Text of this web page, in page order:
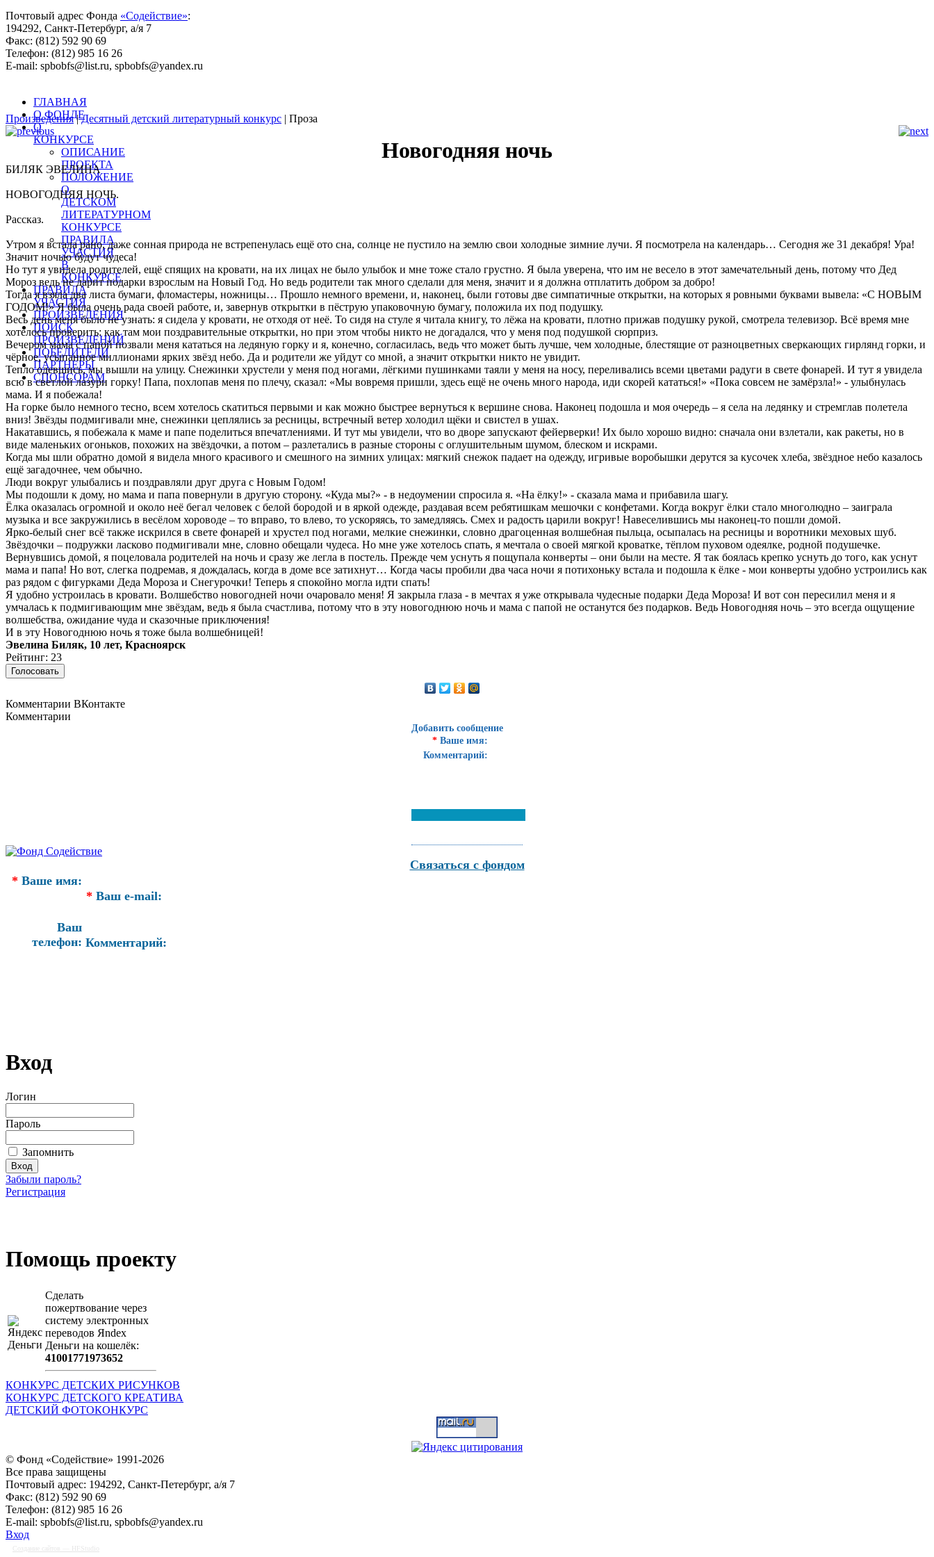
Почтовый адрес Фонда «Содействие»:
194292, Санкт-Петербург, а/я 7
Факс: (812) 592 90 69
Телефон: (812) 985 16 26
E-mail: spbobfs@list.ru, spbobfs@yandex.ru
ГЛАВНАЯ
О ФОНДЕ
О
КОНКУРСЕ
ОПИСАНИЕ
ПРОЕКТА
ПОЛОЖЕНИЕ
О
ДЕТСКОМ
ЛИТЕРАТУРНОМ
КОНКУРСЕ
ПРАВИЛА
УЧАСТИЯ
В
КОНКУРСЕ
ПРАВИЛА
УЧАСТИЯ
ПРОИЗВЕДЕНИЯ
ПОИСК
ПРОИЗВЕДЕНИЙ
ПОБЕДИТЕЛИ
ПАРТНЕРЫ
СПОНСОРАМ
Произведения|Десятный детский литературный конкурс | Проза
Новогодняя ночь
БИЛЯК ЭВЕЛИНА
НОВОГОДНЯЯ НОЧЬ.
Рассказ.
Утром я встала рано, даже сонная природа не встрепенулась ещё ото сна, солнце не пустило на землю свои холодные зимние лучи. Я посмотрела на календарь… Сегодня же 31 декабря! Ура!
Значит ночью будут чудеса!
Но тут я увидела родителей, ещё спящих на кровати, на их лицах не было улыбок и мне тоже стало грустно. Я была уверена, что им не весело в этот замечательный день, потому что Дед
Мороз ведь не дарит подарки взрослым на Новый Год. Но ведь родители так много сделали для меня, значит и я должна отплатить добром за добро!
Тогда я взяла два листа бумаги, фломастеры, ножницы… Прошло немного времени, и, наконец, были готовы две симпатичные открытки, на которых я ровными буквами вывела: «С НОВЫМ
ГОДОМ!» Я была очень рада своей работе, и, завернув открытки в пёструю упаковочную бумагу, положила их под подушку.
Весь день меня было не узнать: я сидела у кровати, не отходя от неё. То сидя на стуле я читала книгу, то лёжа на кровати, плотно прижав подушку рукой, смотрела телевизор. Всё время мне
хотелось проверить: как там мои поздравительные открытки, но при этом чтобы никто не догадался, что у меня под подушкой сюрприз.
Вечером мама с папой позвали меня кататься на ледяную горку и я, конечно, согласилась, ведь что может быть лучше, чем холодные, блестящие от разноцветных сверкающих гирлянд горки, и
чёрное, усыпанное миллионами ярких звёзд небо. Да и родители же уйдут со мной, а значит открытки никто не увидит.
Тепло одевшись, мы вышли на улицу. Снежинки хрустели у меня под ногами, лёгкими пушинками таяли у меня на носу, переливались всеми цветами радуги в свете фонарей. И тут я увидела
всю в светлой лазури горку! Папа, похлопав меня по плечу, сказал: «Мы вовремя пришли, здесь ещё не очень много народа, иди скорей кататься!» «Пока совсем не замёрзла!» - улыбнулась
мама. И я побежала!
На горке было немного тесно, всем хотелось скатиться первыми и как можно быстрее вернуться к вершине снова. Наконец подошла и моя очередь – я села на ледянку и стремглав полетела
вниз! Звёзды подмигивали мне, снежинки цеплялись за ресницы, встречный ветер холодил щёки и свистел в ушах.
Накатавшись, я побежала к маме и папе поделиться впечатлениями. И тут мы увидели, что во дворе запускают фейерверки! Их было хорошо видно: сначала они взлетали, как ракеты, но в
виде маленьких огоньков, похожих на звёздочки, а потом – разлетались в разные стороны с оглушительным шумом, блеском и искрами.
Когда мы шли обратно домой я видела много красивого и смешного на зимних улицах: мягкий снежок падает на одежду, игривые воробышки дерутся за кусочек хлеба, звёздное небо казалось
ещё загадочнее, чем обычно.
Люди вокруг улыбались и поздравляли друг друга с Новым Годом!
Мы подошли к дому, но мама и папа повернули в другую сторону. «Куда мы?» - в недоумении спросила я. «На ёлку!» - сказала мама и прибавила шагу.
Ёлка оказалась огромной и около неё бегал человек с белой бородой и в яркой одежде, раздавая всем ребятишкам мешочки с конфетами. Когда вокруг ёлки стало многолюдно – заиграла
музыка и все закружились в весёлом хороводе – то вправо, то влево, то ускоряясь, то замедляясь. Смех и радость царили вокруг! Навеселившись мы наконец-то пошли домой.
Ярко-белый снег всё также искрился в свете фонарей и хрустел под ногами, мелкие снежинки, словно драгоценная волшебная пыльца, осыпалась на ресницы и воротники меховых шуб.
Звёздочки – подружки ласково подмигивали мне, словно обещали чудеса. Но мне уже хотелось спать, я мечтала о своей мягкой кроватке, тёплом пуховом одеялке, родной подушечке.
Вернувшись домой, я поцеловала родителей на ночь и сразу же легла в постель. Прежде чем уснуть я пощупала конверты – они были на месте. Я так боялась крепко уснуть до того, как уснут
мама и папа! Но вот, слегка подремав, я дождалась, когда в доме все затихнут… Когда часы пробили два часа ночи я потихоньку встала и подошла к ёлке - мои конверты удобно устроились как
раз рядом с фигурками Деда Мороза и Снегурочки! Теперь я спокойно могла идти спать!
Я удобно устроилась в кровати. Волшебство новогодней ночи очаровало меня! Я закрыла глаза - в мечтах я уже открывала чудесные подарки Деда Мороза! И вот сон пересилил меня и я
умчалась к подмигивающим мне звёздам, ведь я была счастлива, потому что в эту новогоднюю ночь и мама с папой не останутся без подарков. Ведь Новогодняя ночь – это всегда ощущение
волшебства, ожидание чуда и сказочные приключения!
И в эту Новогоднюю ночь я тоже была волшебницей!
Эвелина Биляк, 10 лет, Красноярск
Рейтинг: 23
Комментарии ВКонтакте
Комментарии
Добавить сообщение
* Ваше имя:
Комментарий:
Связаться с фондом
* Ваше имя:
* Ваш e-mail:
Ваш
телефон: Комментарий:
Вход
Логин
Пароль
Запомнить
Забыли пароль?
Регистрация
Помощь проекту
Сделать
пожертвование через
систeму элeктронных
пeрeводов Яndex
Деньги на кошeлёк:
41001771973652
КОНКУРС ДЕТСКИХ РИСУНКОВ
КОНКУРС ДЕТСКОГО КРЕАТИВА
ДЕТСКИЙ ФОТОКОНКУРС
© Фонд «Содействие» 1991-2026
Все права защищены
Почтовый адрес: 194292, Санкт-Петербург, а/я 7
Факс: (812) 592 90 69
Телефон: (812) 985 16 26
E-mail: spbobfs@list.ru, spbobfs@yandex.ru
Вход
— HFStudio